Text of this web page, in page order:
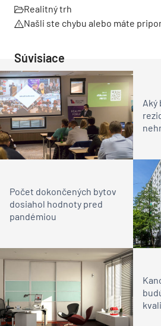
Realitný trh
Našli ste chybu alebo máte
Súvisiace
Aký
Počet dokončených bytov
dosiahol hodnoty pred
pandémiou